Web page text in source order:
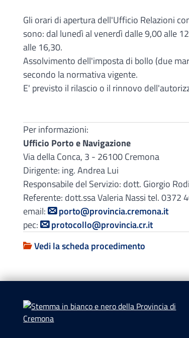
Gli orari di apertura dell'Ufficio Relazioni
sono: dal lunedì al venerdì dalle 9,00 alle
alle 16,30.
Assolvimento dell'imposta di bollo (due
secondo la normativa vigente.
E' previsto il rilascio o il rinnovo
Per informazioni:
Ufficio Porto e Navigazione
Via della Conca, 3 - 26100 Cremona
Dirigente: ing. Andrea Lui
Responsabile del Servizio: dott. Giorgio
Referente: dott.ssa Valeria Nassi tel. 0372
email:
porto@provincia.cremona.it
pec:
protocollo@provincia.cr.it
Vedi la scheda procedimento